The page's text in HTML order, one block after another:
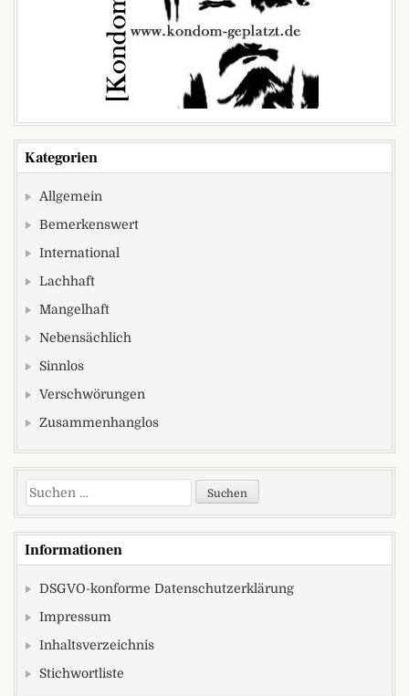
Kategorien
Allgemein
Bemerkenswert
International
Lachhaft
Mangelhaft
Nebensächlich
Sinnlos
Verschwörungen
Zusammenhanglos
Suchen nach:
Informationen
DSGVO-konforme Datenschutzerklärung
Impressum
Inhaltsverzeichnis
Stichwortliste